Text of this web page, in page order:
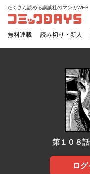
コミックDAYS
たくさん読める講談社のマンガWEB
無料連載 読み切り・新人
第１０８
ロ